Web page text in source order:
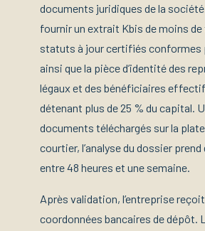
documents juridiques de la
fournir un extrait Kbis de moins
statuts à jour certifiés conformes
ainsi que la pièce d’identité des
légaux et des bénéficiaires
détenant plus de 25 % du capital.
documents téléchargés sur la
courtier, l’analyse du dossier
entre 48 heures et une semaine.
Après validation, l’entreprise
coordonnées bancaires de dépôt.